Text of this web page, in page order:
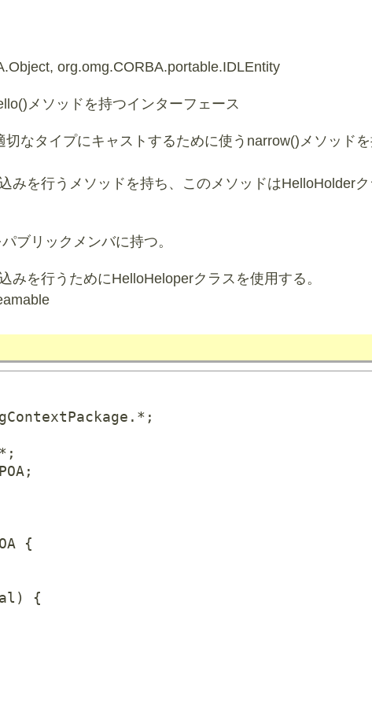
org.omg.CORBA.portable.IDLEntity
メソッドを持つインターフェース
なタイプにキャストするために使うnarrow()メソッド
みを行うメソッドを持ち、このメソッドはHelloHolder
ブリックメンバに持つ。
みを行うためにHelloHeloperクラスを使用する。
{
{